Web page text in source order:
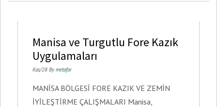
Manisa ve Turgutlu Fore Kazık
Uygulamaları
Kas/28 By metafor
MANİSA BÖLGESİ FORE KAZIK VE ZEMİN
İYİLEŞTİRME ÇALIŞMALARI Manisa,